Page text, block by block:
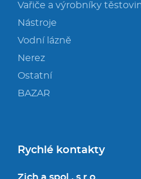
Vařiče a výrobníky
Nástroje
Vodní lázně
Nerez
Ostatní
BAZAR
Rychlé kontakty